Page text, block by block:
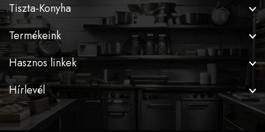
Tiszta-Konyha
Termékeink
Hasznos linkek
Hírlevél